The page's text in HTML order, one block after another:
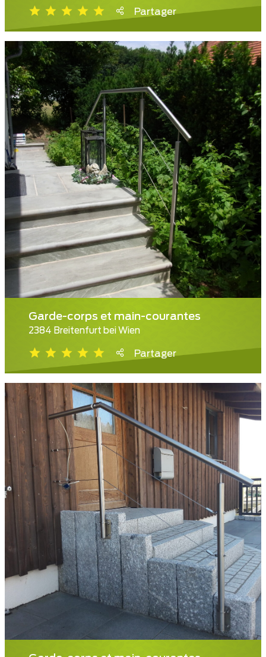
Partager
Garde-corps et main-courantes
2384 Breitenfurt bei Wien
Partager